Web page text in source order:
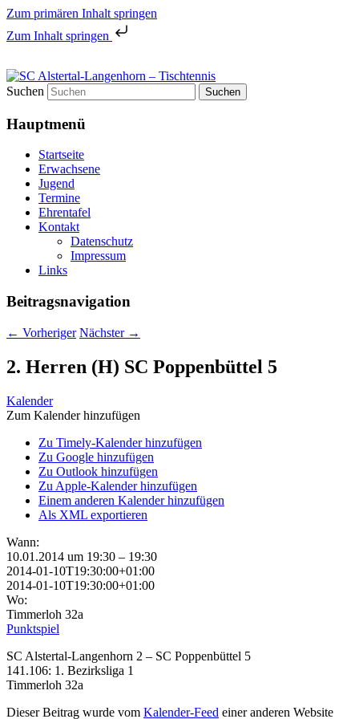
Zum primären Inhalt springen
Zum Inhalt springen
SC Alstertal-Langenhorn –
Tischtennis
Tischtennis in Hamburgs Norden
Suchen
Hauptmenü
Startseite
Erwachsene
Jugend
Termine
Ehrentafel
Kontakt
Datenschutz
Impressum
Links
Beitragsnavigation
← Vorheriger Nächster →
2. Herren (H) SC Poppenbüttel 5
Kalender
Zum Kalender hinzufügen
Zu Timely-Kalender hinzufügen
Zu Google hinzufügen
Zu Outlook hinzufügen
Zu Apple-Kalender hinzufügen
Einem anderen Kalender hinzufügen
Als XML exportieren
Wann:
10.01.2014 um 19:30 – 19:30
2014-01-10T19:30:00+01:00
2014-01-10T19:30:00+01:00
Wo:
Timmerloh 32a
Punktspiel
SC Alstertal-Langenhorn 2 – SC Poppenbüttel 5
141.106: 1. Bezirksliga 1
Timmerloh 32a
Dieser Beitrag wurde vom Kalender-Feed einer anderen Website